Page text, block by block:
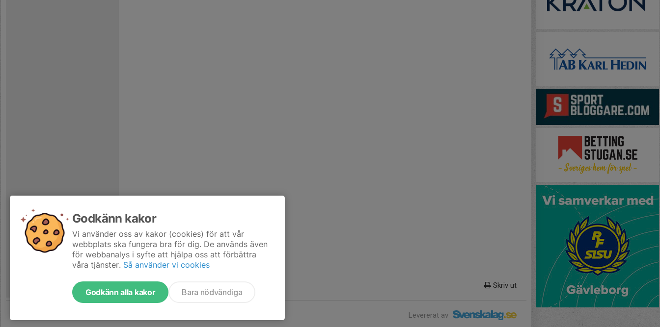
Skriv ut
Levererat av
Godkänn kakor
Vi använder oss av kakor (cookies) för att vår
webbplats ska fungera bra för dig. De används även
för webbanalys i syfte att hjälpa oss att förbättra
våra tjänster. Så använder vi cookies
Godkänn alla kakor Bara nödvändiga